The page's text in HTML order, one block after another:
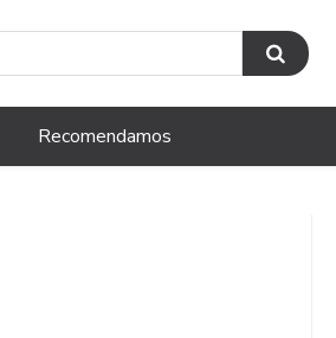
Recomendamos